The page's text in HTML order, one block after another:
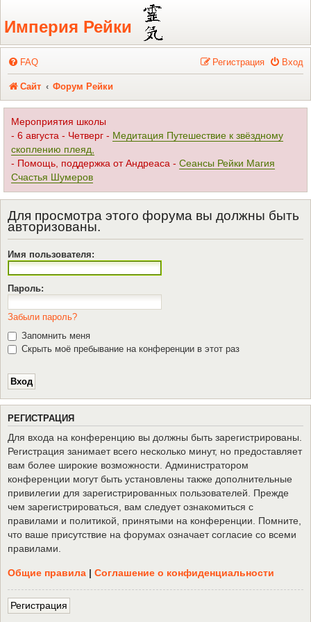
Регистрация
Империя Рейки
FAQ Вход
Регистрация
Сайт Форум Рейки
Мероприятия школы
- 6 августа - Четверг - Медитация Путешествие к звёздному
скоплению плеяд,
- Помощь, поддержка от Андреаса - Сеансы Рейки Магия
Счастья Шумеров
Для просмотра этого форума вы должны быть
авторизованы.
Имя пользователя:
Пароль:
Забыли пароль?
Запомнить меня
Скрыть моё пребывание на конференции в этот раз
РЕГИСТРАЦИЯ
Для входа на конференцию вы должны быть зарегистрированы.
Регистрация занимает всего несколько минут, но предоставляет
вам более широкие возможности. Администратором
конференции могут быть установлены также дополнительные
привилегии для зарегистрированных пользователей. Прежде
чем зарегистрироваться, вам следует ознакомиться с
правилами и политикой, принятыми на конференции. Помните,
что ваше присутствие на форумах означает согласие со всеми
правилами.
Общие правила | Соглашение о конфиденциальности
Регистрация